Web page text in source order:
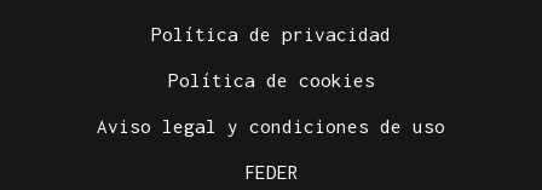
Política de privacidad
Política de cookies
Aviso legal y condiciones de uso
FEDER